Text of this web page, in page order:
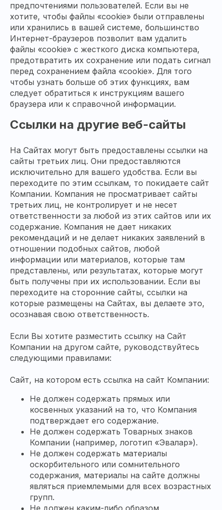
предпочтениями пользователей. Если вы не
хотите, чтобы файлы «cookie» были отправлены
или хранились в вашей системе, большинство
Интернет-браузеров позволит вам удалить
файлы «cookie» с жесткого диска компьютера,
предотвратить их сохранение или подать сигнал
перед сохранением файла «cookie». Для того
чтобы узнать больше об этих функциях, вам
следует обратиться к инструкциям вашего
браузера или к справочной информации.
Ссылки на другие веб-сайты
На Сайтах могут быть предоставлены ссылки на
сайты третьих лиц. Они предоставляются
исключительно для вашего удобства. Если вы
переходите по этим ссылкам, то покидаете сайт
Компании. Компания не просматривает сайты
третьих лиц, не контролирует и не несет
ответственности за любой из этих сайтов или их
содержание. Компания не дает никаких
рекомендаций и не делает никаких заявлений в
отношении подобных сайтов, любой
информации или материалов, которые там
представлены, или результатах, которые могут
быть получены при их использовании. Если вы
переходите на сторонние сайты, ссылки на
которые размещены на Сайтах, вы делаете это,
осознавая свою ответственность.
Если Вы хотите разместить ссылку на Сайт
Компании на другом сайте, руководствуйтесь
следующими правилами:
Сайт, на котором есть ссылка на сайт Компании:
Не должен содержать прямых или
косвенных указаний на то, что Компания
подтверждает его содержание.
Не должен содержать Товарных знаков
Компании (например, логотип «Эвалар»).
Не должен содержать материалы
оскорбительного или сомнительного
содержания, материалы на сайте должны
являться приемлемыми для всех возрастных
групп.
Не должен каким-либо образом